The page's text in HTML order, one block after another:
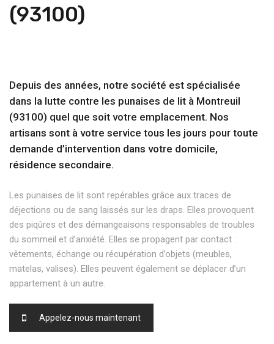
(93100)
Depuis des années, notre société est spécialisée
dans la lutte contre les punaises de lit à Montreuil
(93100) quel que soit votre emplacement. Nos
artisans sont à votre service tous les jours pour toute
demande d’intervention dans votre domicile,
résidence secondaire.
Les punaises de lit sont repérables grâce aux traces de
déjections ou de sang laissés sur les draps. Elles provoquent
des piqûres et des démangeaisons responsables de troubles
du sommeil et d’anxiété. Elles se propagent par contact :
vêtements, échange ou récupération d’objets (meubles,
matelas, valises). Elles peuvent également se déplacer d’un
appartement à un autre.
Appelez-nous maintenant